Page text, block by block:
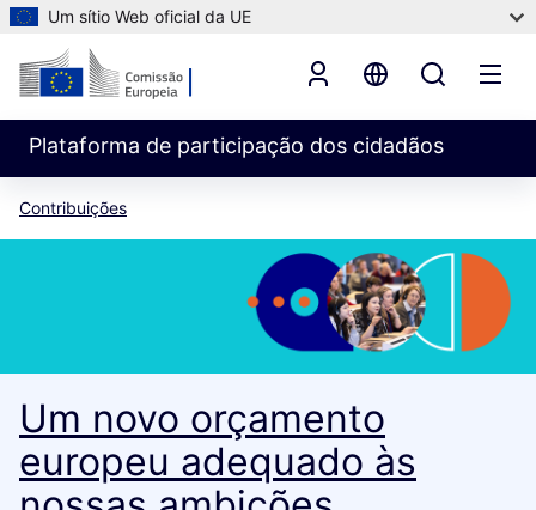
Um sítio Web oficial da UE
Plataforma de participação dos cidadãos
Contribuições
Um novo orçamento
europeu adequado às